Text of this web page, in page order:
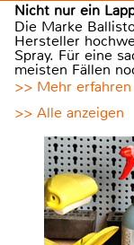
Nicht nur ein
Die Marke
Hersteller
Spray. Für eine
meisten Fällen
>> Mehr erfahren
>> Alle anzeigen